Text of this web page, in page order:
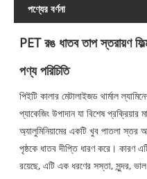
পণ্যের বর্ণনা
PET রঙ ধাতব তাপ স্তরায়ণ
পণ্য পরিচিতি
পিইটি কালার মেটালাইজড থার্মাল
প্যাকেজিং উপাদান যা বিশেষ প্রক্রিয়ার
অ্যালুমিনিয়ামের একটি খুব পাতলা স্তর
পৃষ্ঠকে ধাতব দীপ্তি ধারণ করে। কারণ
রয়েছে, এটি এক ধরণের সস্তা, সুন্দর, ভাল